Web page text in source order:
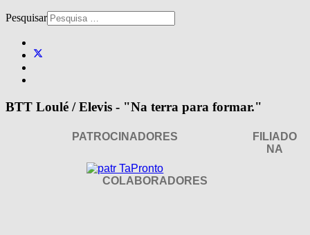
Pesquisar
BTT Loulé / Elevis - "Na terra para formar."
PATROCINADORES
FILIADO
NA
COLABORADORES